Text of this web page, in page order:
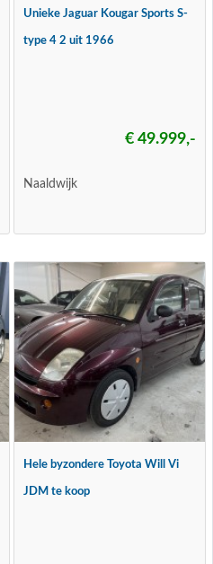
Unieke Jaguar Kougar Sports S-
type 4 2 uit 1966
€ 49.999,-
Naaldwijk
Hele byzondere Toyota Will Vi
JDM te koop